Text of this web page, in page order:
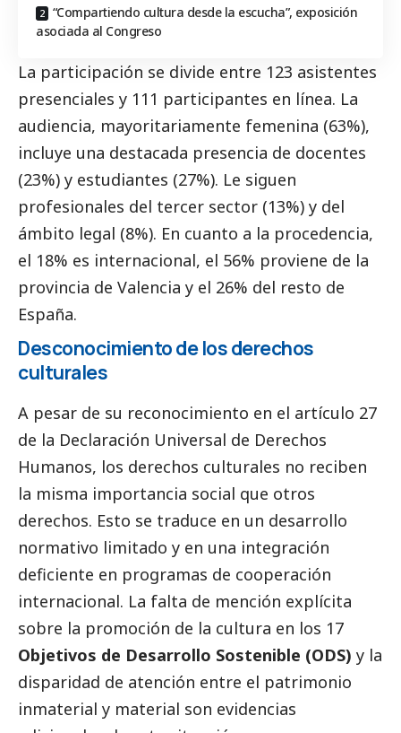
“Compartiendo cultura desde la escucha”, exposición
asociada al Congreso
La participación se divide entre 123 asistentes
presenciales y 111 participantes en línea. La
audiencia, mayoritariamente femenina (63%),
incluye una destacada presencia de docentes
(23%) y estudiantes (27%). Le siguen
profesionales del tercer sector (13%) y del
ámbito legal (8%). En cuanto a la procedencia,
el 18% es internacional, el 56% proviene de la
provincia de Valencia y el 26% del resto de
España.
Desconocimiento de los derechos
culturales
A pesar de su reconocimiento en el artículo 27
de la Declaración Universal de Derechos
Humanos, los derechos culturales no reciben
la misma importancia social que otros
derechos. Esto se traduce en un desarrollo
normativo limitado y en una integración
deficiente en programas de cooperación
internacional. La falta de mención explícita
sobre la promoción de la cultura en los 17
Objetivos de Desarrollo Sostenible (ODS) y la
disparidad de atención entre el patrimonio
inmaterial y material son evidencias